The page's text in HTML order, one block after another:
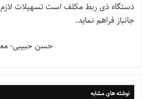
دستگاه ذی ربط مکلف است تسهیلات لازم
جانباز فراهم نماید.
حسن حبیبی-
نوشته های مشابه